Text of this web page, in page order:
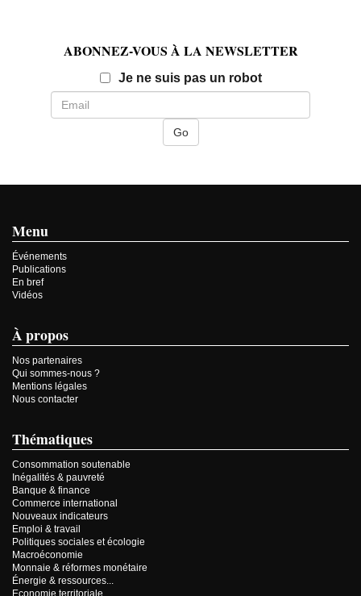
ABONNEZ-VOUS À LA NEWSLETTER
Je ne suis pas un robotEmail
Menu
Événements
Publications
En bref
Vidéos
À propos
Nos partenaires
Qui sommes-nous ?
Mentions légales
Nous contacter
Thématiques
Consommation soutenable
Inégalités & pauvreté
Banque & finance
Commerce international
Nouveaux indicateurs
Emploi & travail
Politiques sociales et écologie
Macroéconomie
Monnaie & réformes monétaire
Énergie & ressources...
Economie territoriale